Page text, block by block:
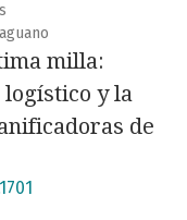
milla:
logístico y la
de